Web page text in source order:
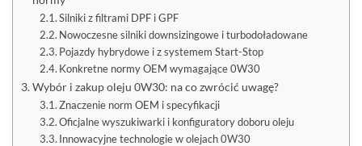
Silniki z filtrami DPF i GPF
Nowoczesne silniki downsizingowe i turbodoładowane
Pojazdy hybrydowe i z systemem Start-Stop
Konkretne normy OEM wymagające 0W30
Wybór i zakup oleju 0W30: na co zwrócić uwagę?
Znaczenie norm OEM i specyfikacji
Oficjalne wyszukiwarki i konfiguratory doboru oleju
Innowacyjne technologie w olejach 0W30